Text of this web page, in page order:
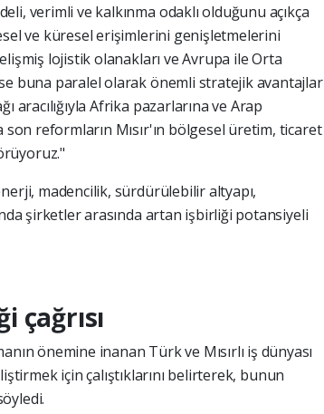
verimli ve kalkınma odaklı olduğunu açıkça
ve küresel erişimlerini genişletmelerini
lojistik olanakları ve Avrupa ile Orta
buna paralel olarak önemli stratejik avantajlar
aracılığıyla Afrika pazarlarına ve Arap
son reformların Mısır'ın bölgesel üretim, ticaret
madencilik, sürdürülebilir altyapı,
şirketler arasında artan işbirliği potansiyeli
önemine inanan Türk ve Mısırlı iş dünyası
için çalıştıklarını belirterek, bunun